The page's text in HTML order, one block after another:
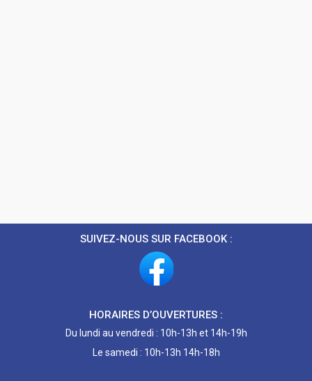
SUIVEZ-NOUS SUR FACEBOOK :
HORAIRES D’OUVERTURES :
Du lundi au vendredi : 10h-13h et 14h-19h
Le samedi : 10h-13h 14h-18h